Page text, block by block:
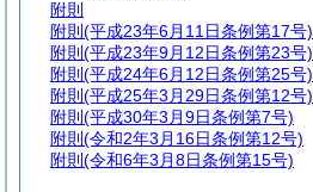
附則
附則 (平成23年6月11日条例第17号)
附則 (平成23年9月12日条例第23号)
附則 (平成24年6月12日条例第25号)
附則 (平成25年3月29日条例第12号)
附則 (平成30年3月9日条例第7号)
附則 (令和2年3月16日条例第12号)
附則 (令和6年3月8日条例第15号)